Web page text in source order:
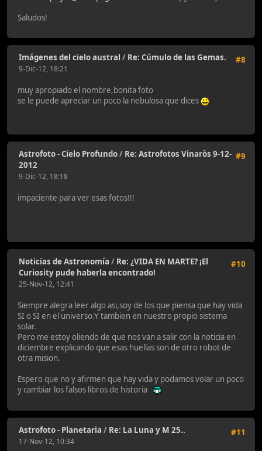
Saludos!
#8
Imágenes del cielo austral / Re: Cúmulo de las Gemas.
9-Dic-12, 18:21
muy apropiado el nombre,bonita foto
se le puede apreciar un poco la nebulosa que dices
#9
Astrofoto - Cielo Profundo/ Re: Astrofotos Vinaròs 9-12-
2012
9-Dic-12, 18:18
impaciente para ver esas fotos!!!
#10
Noticias de Astronomía / Re: ¿VIDA EN MARTE? ¡El
Curiosity pude haberla encontrado!
25-Nov-12, 12:41
Siempre alegra leer algo asi,soy de los que piensa que hay vida
SI o SI en el universo.Y tambien en nuestro propio sistema
solar.
Pero me estoy oliendo de que nos van a salir con la noticia en
diciembre explicando que esas huellas son de otro robot de
otra mision.
Espero que no y afirmen que hay vida y podamos volar un poco
y cambiar los falsos libros de historia
#11
Astrofoto - Planetaria / Re: La Luna y M 25..
17-Nov-12, 10:34